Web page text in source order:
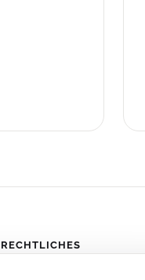
RECHTLICHES